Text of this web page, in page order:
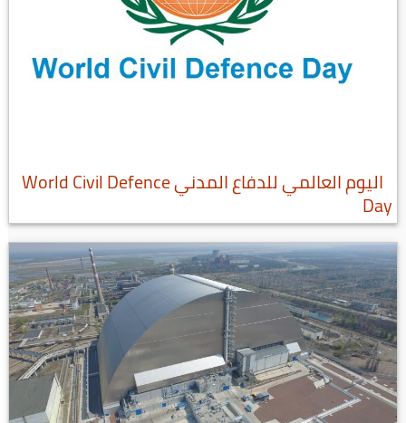
اليوم العالمي للدفاع المدني World Civil Defence
Day